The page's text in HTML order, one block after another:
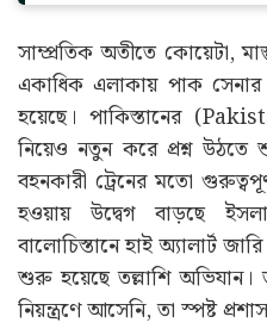
সাম্প্রতিক অতীতে কোয়েটা,
একাধিক এলাকায় পাক
হয়েছে। পাকিস্তানের
নিয়েও নতুন করে প্রশ্ন
বহনকারী ট্রেনের মতো
হওয়ায় উদ্বেগ বাড়ছে
বালোচিস্তানে হাই অ্যালার্ট
শুরু হয়েছে তল্লাশি অভিযান।
নিয়ন্ত্রণে আসেনি, তা স্পষ্ট